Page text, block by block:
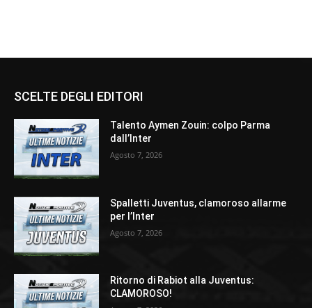
SCELTE DEGLI EDITORI
Talento Aymen Zouin: colpo Parma
dall’Inter
Agosto 7, 2026
Spalletti Juventus, clamoroso allarme
per l’Inter
Agosto 7, 2026
Ritorno di Rabiot alla Juventus:
CLAMOROSO!